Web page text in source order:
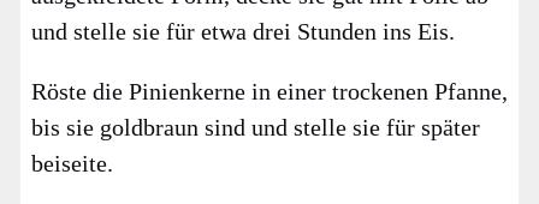
und stel­le sie für etwa drei Stun­den ins Eis.
Rös­te die Pini­en­ker­ne in einer tro­cke­nen Pfan­ne,
bis sie gold­braun sind und stel­le sie für spä­ter
bei­sei­te.